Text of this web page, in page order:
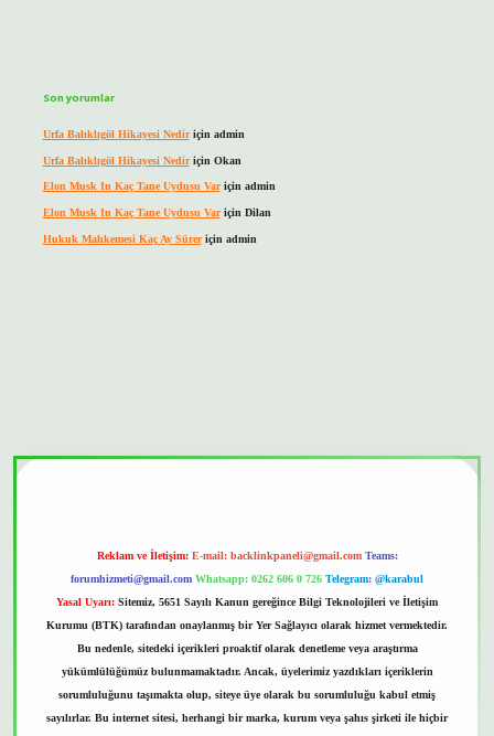
Son yorumlar
Urfa Balıklıgöl Hikayesi Nediriçin admin
Urfa Balıklıgöl Hikayesi Nediriçin Okan
Elon Musk In Kaç Tane Uydusu Variçin admin
Elon Musk In Kaç Tane Uydusu Variçin Dilan
Hukuk Mahkemesi Kaç Ay Süreriçin admin
Reklam ve İletişim: E-mail: backlinkpaneli@gmail.com Teams:
forumhizmeti@gmail.com Whatsapp: 0262 606 0 726 Telegram: @karabul
Yasal Uyarı: Sitemiz, 5651 Sayılı Kanun gereğince Bilgi Teknolojileri ve İletişim
Kurumu (BTK) tarafından onaylanmış bir Yer Sağlayıcı olarak hizmet vermektedir.
Bu nedenle, sitedeki içerikleri proaktif olarak denetleme veya araştırma
yükümlülüğümüz bulunmamaktadır. Ancak, üyelerimiz yazdıkları içeriklerin
sorumluluğunu taşımakta olup, siteye üye olarak bu sorumluluğu kabul etmiş
sayılırlar. Bu internet sitesi, herhangi bir marka, kurum veya şahıs şirketi ile hiçbir